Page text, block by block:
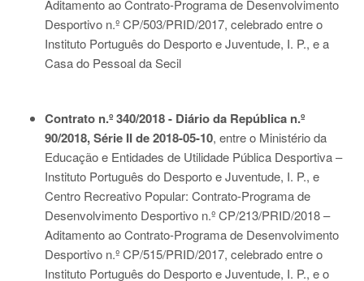
Aditamento ao Contrato-Programa de Desenvolvimento
Desportivo n.º CP/503/PRID/2017, celebrado entre o
Instituto Português do Desporto e Juventude, I. P., e a
Casa do Pessoal da Secil
Contrato n.º 340/2018 - Diário da República n.º
90/2018, Série II de 2018-05-10, entre o Ministério da
Educação e Entidades de Utilidade Pública Desportiva –
Instituto Português do Desporto e Juventude, I. P., e
Centro Recreativo Popular: Contrato-Programa de
Desenvolvimento Desportivo n.º CP/213/PRID/2018 –
Aditamento ao Contrato-Programa de Desenvolvimento
Desportivo n.º CP/515/PRID/2017, celebrado entre o
Instituto Português do Desporto e Juventude, I. P., e o